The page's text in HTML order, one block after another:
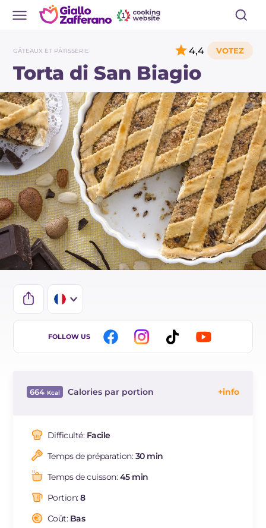
GÂTEAUX ET PÂTISSERIE
Torta di San Biagio
4,4
IT
BR
NL
FOLLOW US
664 Calories par portion
Dont sucres
Protéine
Graisses
Fibre
Cholestérol
Difficulté: Facile
Temps de préparation:30 min
Temps de cuisson:45 min
Portion:8
Coût: Bas